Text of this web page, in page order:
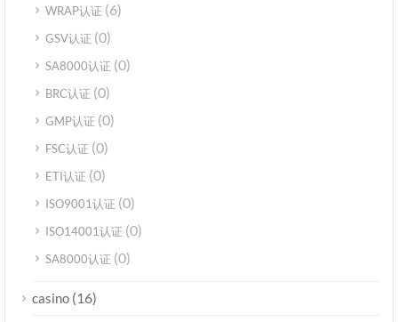
WRAP认证 (6)
GSV认证 (0)
SA8000认证 (0)
BRC认证 (0)
GMP认证 (0)
FSC认证 (0)
ETI认证 (0)
ISO9001认证 (0)
ISO14001认证 (0)
SA8000认证 (0)
casino (16)